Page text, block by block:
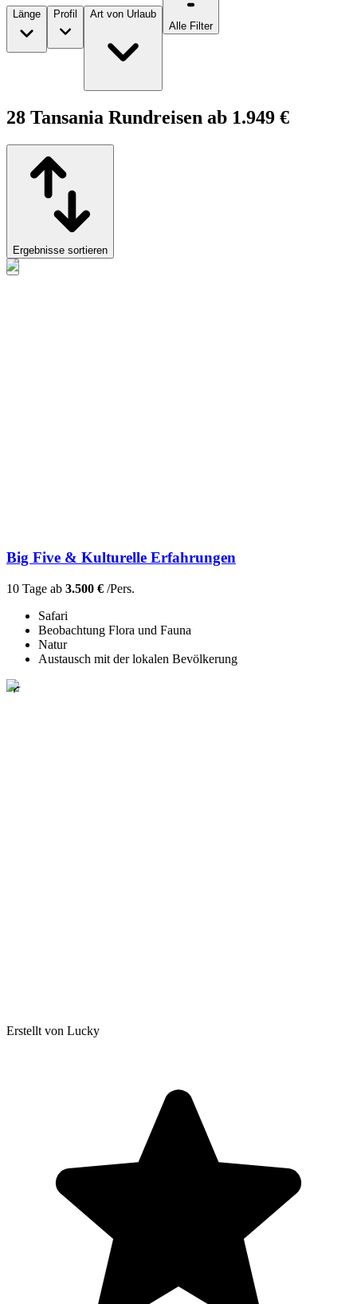
Länge Profil
Art von Urlaub
Alle Filter
28 Tansania Rundreisen ab 1.949 €
Ergebnisse sortieren
Big Five & Kulturelle Erfahrungen
10 Tage ab 3.500 € /Pers.
Safari
Beobachtung Flora und Fauna
Natur
Austausch mit der lokalen Bevölkerung
Erstellt von Lucky